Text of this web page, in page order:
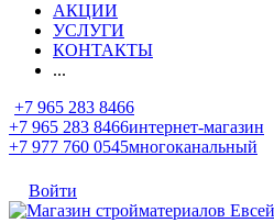
АКЦИИ
УСЛУГИ
КОНТАКТЫ
...
+7 965 283 8466
+7 965 283 8466интернет-магазин
+7 977 760 0545многоканальный
Войти